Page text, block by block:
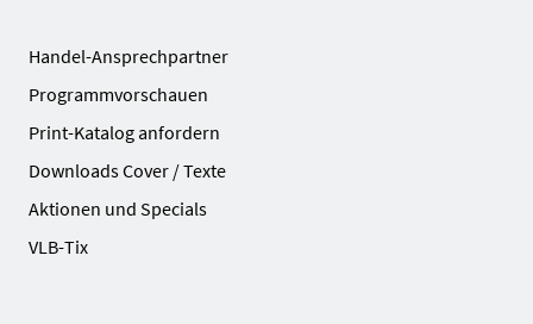
Handel-Ansprechpartner
Programmvorschauen
Print-Katalog anfordern
Downloads Cover / Texte
Aktionen und Specials
VLB-Tix